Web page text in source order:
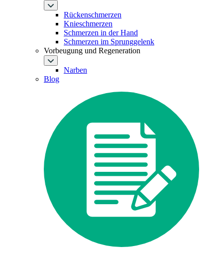
Rückenschmerzen
Knieschmerzen
Schmerzen in der Hand
Schmerzen im Sprunggelenk
Vorbeugung und Regeneration
Narben
Blog